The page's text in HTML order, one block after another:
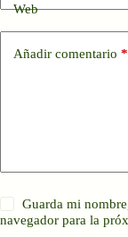
Web
Añadir comentario *
Guarda mi
navegador para la